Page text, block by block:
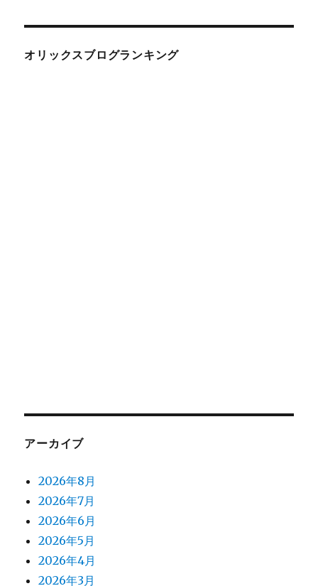
オリックスブログランキング
アーカイブ
2026年8月
2026年7月
2026年6月
2026年5月
2026年4月
2026年3月